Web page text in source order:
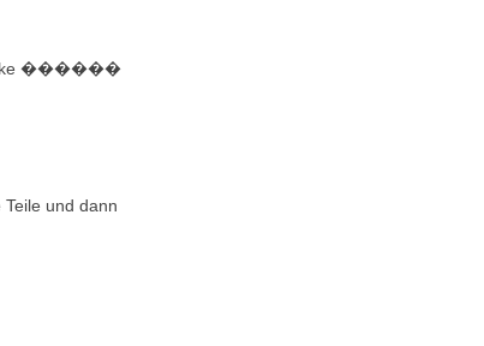
������
und dann